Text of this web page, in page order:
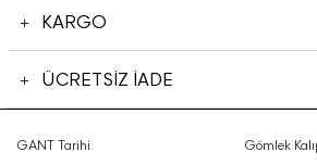
KARGO
ÜCRETSİZ İADE
GANT Tarihi Gömlek